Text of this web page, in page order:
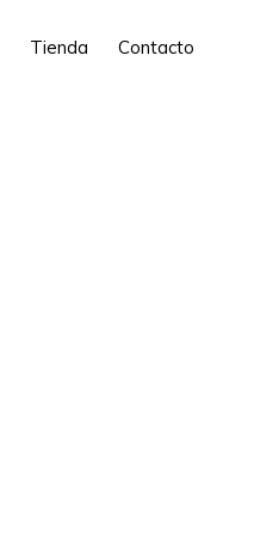
Tienda Contacto